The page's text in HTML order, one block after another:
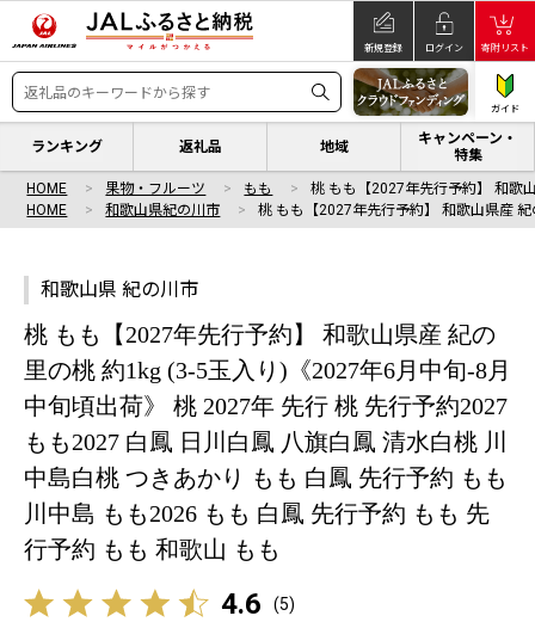
新規登録 ログイン 寄附リスト
ガイド
ランキング 返礼品 地域
キャンペーン・
特集
HOME 果物・フルーツ もも
桃 もも【2027年先行予約】 和歌
HOME
和歌山県紀の川市 桃 もも【2027年先行予約】 和歌山県産
和歌山県 紀の川市
桃 もも【2027年先行予約】 和歌山県産 紀の
里の桃 約1kg (3-5玉入り)《2027年6月中旬-8月
中旬頃出荷》 桃 2027年 先行 桃 先行予約2027
もも2027 白鳳 日川白鳳 八旗白鳳 清水白桃 川
中島白桃 つきあかり もも 白鳳 先行予約 もも
川中島 もも2026 もも 白鳳 先行予約 もも 先
行予約 もも 和歌山 もも
4.6 (5)